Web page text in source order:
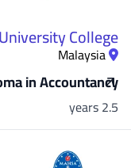
College
Malaysia
in Accountancy
2.5 years